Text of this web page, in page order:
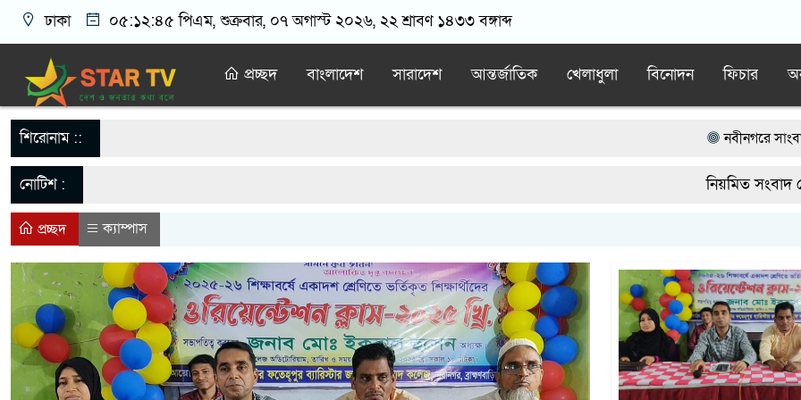
ঢাকা ০৫:১২:৪৫ পিএম, শুক্রবার, ০৭ অগাস্ট ২০২৬, ২২ শ্রাবণ ১৪৩৩ বঙ্গাব্দ
প্রচ্ছদ বাংলাদেশ সারাদেশ আন্তর্জাতিক খেলাধুলা বিনোদন ফিচার
শিরোনাম ::
নবীনগরে সাংবাদিকদের
নবীনগরে সন্ত্রাসীদের
নোটিশ : নিয়মিত সংবাদ পেতে
প্রচ্ছদ ক্যাম্পাস